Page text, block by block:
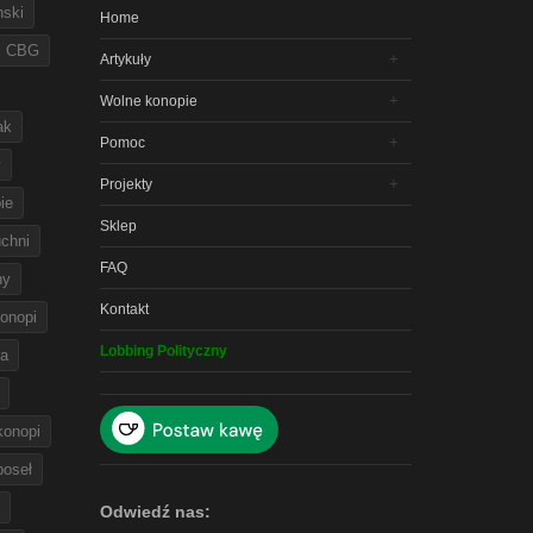
CBG
Home
Artykuły
Wolne konopie
Pomoc
Projekty
Sklep
FAQ
Kontakt
Lobbing Polityczny
Odwiedź nas: